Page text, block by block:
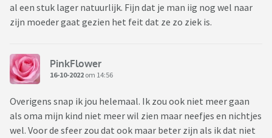
al een stuk lager natuurlijk. Fijn dat je man iig nog wel naar
zijn moeder gaat gezien het feit dat ze zo ziek is.
PinkFlower
16-10-2022 om 14:56
Overigens snap ik jou helemaal. Ik zou ook niet meer gaan
als oma mijn kind niet meer wil zien maar neefjes en nichtjes
wel. Voor de sfeer zou dat ook maar beter zijn als ik dat niet